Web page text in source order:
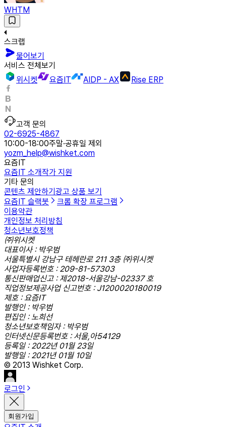
WHTM
스크랩
물어보기
서비스 전체보기
위시켓
요즘IT AIDP - AX Rise ERP
고객 문의
02-6925-4867
10:00-18:00주말·공휴일 제외
yozm_help@wishket.com
요즘IT
요즘IT 소개작가 지원
기타 문의
콘텐츠 제안하기 광고 상품 보기
요즘IT 슬랙봇
크롬 확장 프로그램
이용약관
개인정보 처리방침
청소년보호정책
㈜위시켓
대표이사 : 박우범
서울특별시 강남구 테헤란로 211 3층 ㈜위시켓
사업자등록번호 : 209-81-57303
통신판매업신고 : 제2018-서울강남-02337 호
직업정보제공사업 신고번호 : J1200020180019
제호 : 요즘IT
발행인 : 박우범
편집인 : 노희선
청소년보호책임자 : 박우범
인터넷신문등록번호 : 서울,아54129
등록일 : 2022년 01월 23일
발행일 : 2021년 01월 10일
© 2013 Wishket Corp.
로그인
회원가입